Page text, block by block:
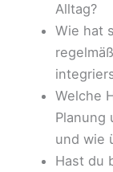
Alltag?
Wie hat
Welche
Planung
und wie
Hast du